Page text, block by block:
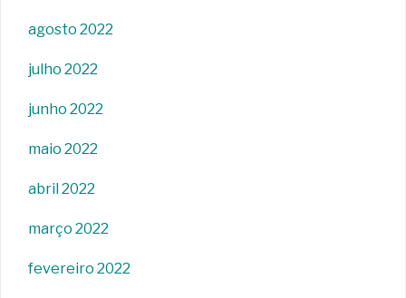
agosto 2022
julho 2022
junho 2022
maio 2022
abril 2022
março 2022
fevereiro 2022